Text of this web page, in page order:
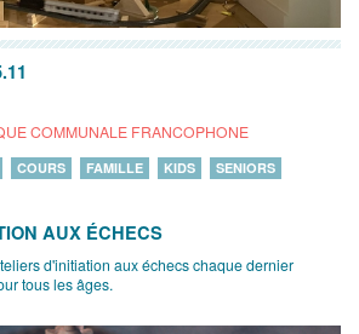
COMMUNALE FRANCOPHONE
COURS FAMILLE KIDS SENIORS
AUX ÉCHECS
d'initiation aux échecs chaque dernier
tous les âges.